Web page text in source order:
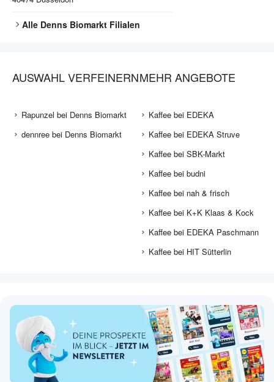
Alle Denns Biomarkt Filialen
AUSWAHL VERFEINERN
Rapunzel bei Denns Biomarkt
dennree bei Denns Biomarkt
MEHR ANGEBOTE
Kaffee bei EDEKA
Kaffee bei EDEKA Struve
Kaffee bei SBK-Markt
Kaffee bei budni
Kaffee bei nah & frisch
Kaffee bei K+K Klaas & Kock
Kaffee bei EDEKA Paschmann
Kaffee bei HIT Sütterlin